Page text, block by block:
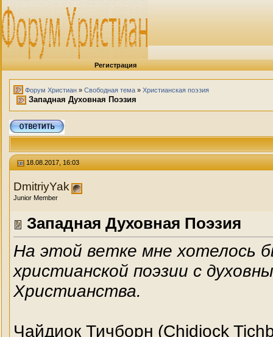
Регистрация
Форум Христиан » Свободная тема » Христианская поэзия
Западная Духовная Поэзия
18.08.2017, 16:03
DmitriyYak
Junior Member
Западная Духовная Поэзия
На этой ветке мне хотелось
христианской поэзии с
Христианства.
Чайдиок Тичборн (Chidiock